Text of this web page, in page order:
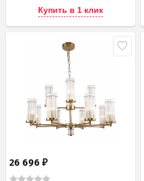
Купить в 1 клик
26 696 ₽